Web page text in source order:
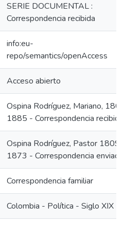
SERIE DOCUMENTAL :
Correspondencia recibida
info:eu-
repo/semantics/openAccess
Acceso abierto
Ospina Rodríguez, Mariano,
1885 - Correspondencia recibida
Ospina Rodríguez, Pastor 1809-
1873 - Correspondencia enviada
Correspondencia familiar
Colombia - Política - Siglo XIX